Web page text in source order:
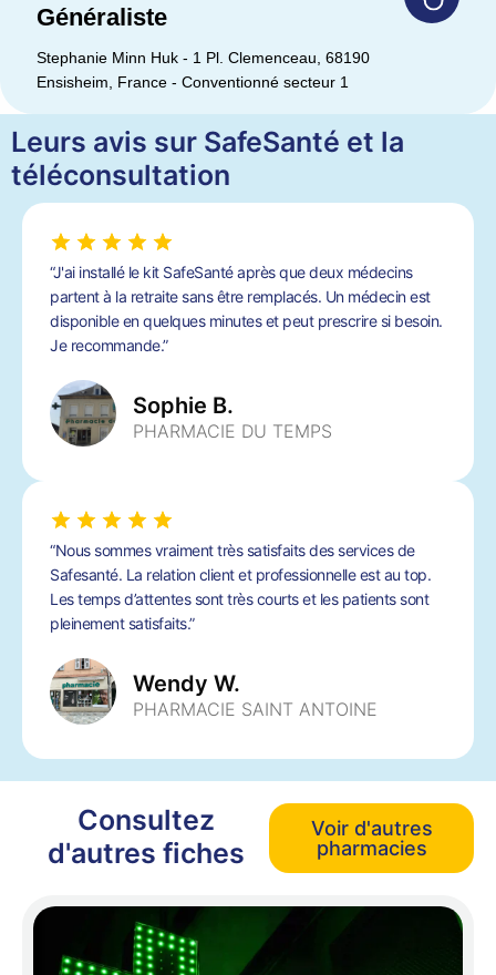
Généraliste
Stephanie Minn Huk - 1 Pl. Clemenceau, 68190
Ensisheim, France - Conventionné secteur 1
Leurs avis sur SafeSanté et la
téléconsultation
“J'ai installé le kit SafeSanté après que deux médecins
partent à la retraite sans être remplacés. Un médecin est
disponible en quelques minutes et peut prescrire si besoin.
Je recommande.”
Sophie B.
PHARMACIE DU TEMPS
“Nous sommes vraiment très satisfaits des services de
Safesanté. La relation client et professionnelle est au top.
Les temps d’attentes sont très courts et les patients sont
pleinement satisfaits.”
Wendy W.
PHARMACIE SAINT ANTOINE
Consultez
d'autres fiches
Voir d'autres
pharmacies